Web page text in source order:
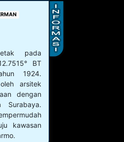
pada
BT
1924.
arsitek
dengan
Surabaya.
kawasan